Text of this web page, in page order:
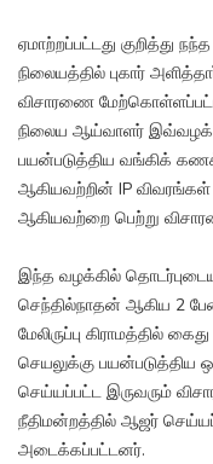
ஏமாற்றப்பட்டது குறித்து
நிலையத்தில் புகார்
விசாரணை
நிலைய ஆய்வாளர்
பயன்படுத்திய வங்கிக்
ஆகியவற்றின் IP
ஆகியவற்றை பெற்று
இந்த வழக்கில்
செந்தில்நாதன் ஆகிய 2
மேலிருப்பு கிராமத்தில்
செயலுக்கு பயன்படுத்திய
செய்யப்பட்ட இருவரும்
நீதிமன்றத்தில் ஆஜர்
அடைக்கப்பட்டனர்.